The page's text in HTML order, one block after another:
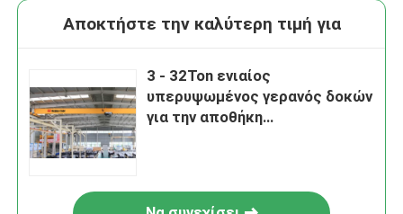
Αποκτήστε την καλύτερη τιμή για
3 - 32Ton ενιαίος
υπερυψωμένος γερανός δοκών
για την αποθήκη